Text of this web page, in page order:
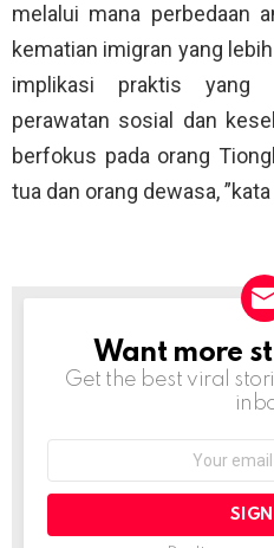
melalui mana perbedaan
kematian imigran yang
implikasi praktis yang
perawatan sosial dan
berfokus pada orang
tua dan orang dewasa, ”kata
NEWSLETTER
Want more
Get the best viral